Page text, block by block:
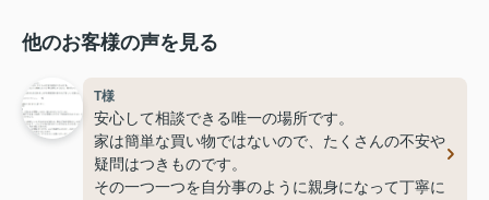
他のお客様の声を見る
T様
安心して相談できる唯一の場所です。
家は簡単な買い物ではないので、たくさんの不安や
疑問はつきものです。
その一つ一つを自分事のように親身になって丁寧に